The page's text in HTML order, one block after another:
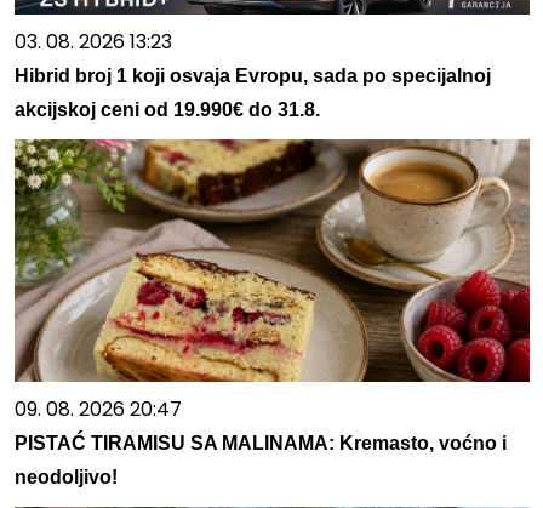
03. 08. 2026 13:23
Hibrid broj 1 koji osvaja Evropu, sada po specijalnoj
akcijskoj ceni od 19.990€ do 31.8.
09. 08. 2026 20:47
PISTAĆ TIRAMISU SA MALINAMA: Kremasto, voćno i
neodoljivo!